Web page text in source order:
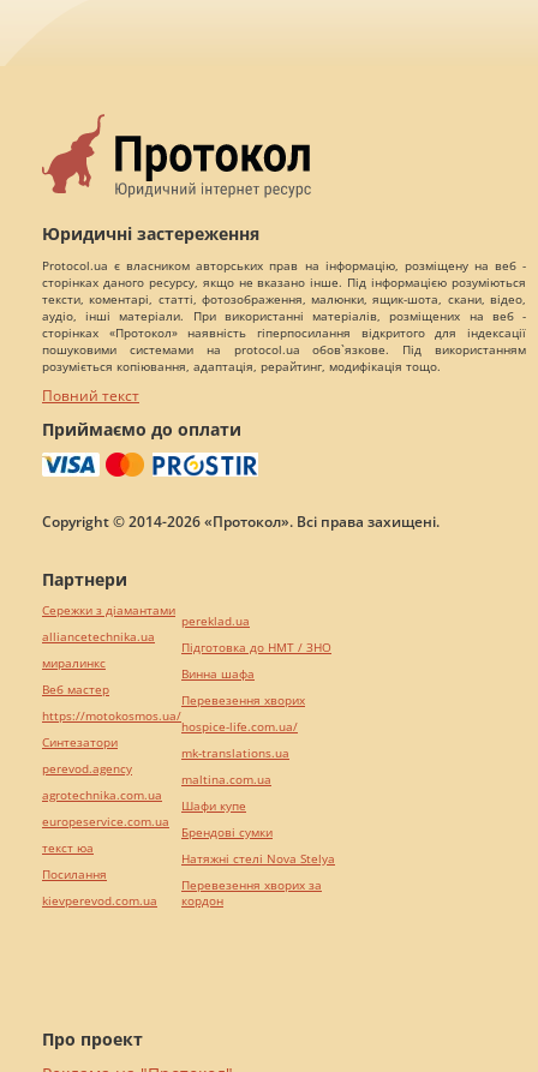
Юридичні застереження
Protocol.ua є власником авторських прав на інформацію, розміщену на веб -
сторінках даного ресурсу, якщо не вказано інше. Під інформацією розуміються
тексти, коментарі, статті, фотозображення, малюнки, ящик-шота, скани, відео,
аудіо, інші матеріали. При використанні матеріалів, розміщених на веб -
сторінках «Протокол» наявність гіперпосилання відкритого для індексації
пошуковими системами на protocol.ua обов`язкове. Під використанням
розуміється копіювання, адаптація, рерайтинг, модифікація тощо.
Повний текст
Приймаємо до оплати
Copyright © 2014-2026 «Протокол». Всі права захищені.
Про проект
Партнери
Сережки з діамантами
alliancetechnika.ua
миралинкс
Веб мастер
https://motokosmos.ua/
Синтезатори
perevod.agency
agrotechnika.com.ua
europeservice.com.ua
текст юа
Посилання
kievperevod.com.ua
pereklad.ua
Підготовка до НМТ / ЗНО
Винна шафа
Перевезення хворих
hospice-life.com.ua/
mk-translations.ua
maltina.com.ua
Шафи купе
Брендові сумки
Натяжні стелі Nova Stelya
Перевезення хворих за
кордон